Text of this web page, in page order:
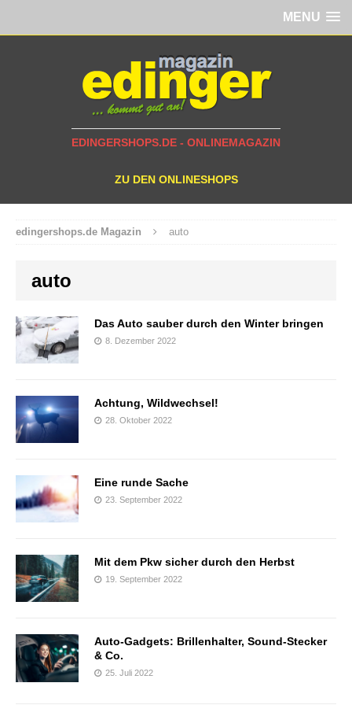
MENU
EDINGERSHOPS.DE - ONLINEMAGAZIN
ZU DEN ONLINESHOPS
edingershops.de Magazin auto
auto
Das Auto sauber durch den Winter bringen
8. Dezember 2022
Achtung, Wildwechsel!
28. Oktober 2022
Eine runde Sache
23. September 2022
Mit dem Pkw sicher durch den Herbst
19. September 2022
Auto-Gadgets: Brillenhalter, Sound-Stecker
& Co.
25. Juli 2022